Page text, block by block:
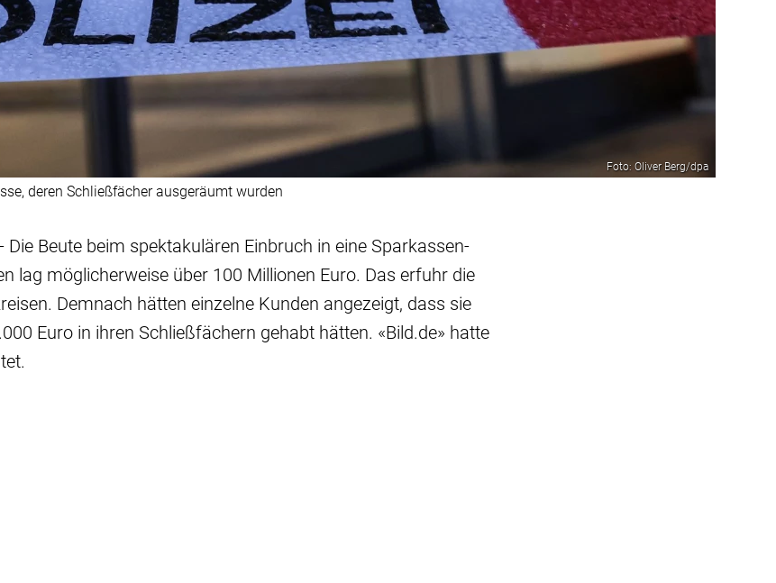
Foto: Oliver Berg/dpa
deren Schließfächer ausgeräumt wurden
Die Beute beim spektakulären Einbruch in eine Sparkassen-
lag möglicherweise über 100 Millionen Euro. Das erfuhr die
Demnach hätten einzelne Kunden angezeigt, dass sie
Euro in ihren Schließfächern gehabt hätten. «Bild.de» hatte